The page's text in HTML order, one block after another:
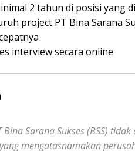
2 tahun di posisi yang
project PT Bina Sarana
interview secara online
Sarana Sukses (BSS)
mengatasnamakan